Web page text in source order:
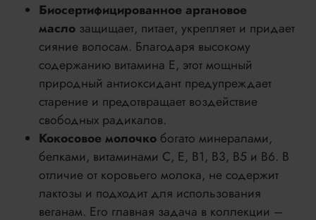
Биосертифицированное аргановое
масло защищает, питает, укрепляет и придает
сияние волосам. Благодаря высокому
содержанию витамина Е, этот мощный
природный антиоксидант предупреждает
старение и предотвращает воздействие
свободных радикалов.
Кокосовое молочко богато минералами,
белками, витаминами C, E, B1, B3, B5 и B6. В
отличие от коровьего молока, не содержит
лактозы и подходит для использования
веганам. Его главная задача в коллекции –